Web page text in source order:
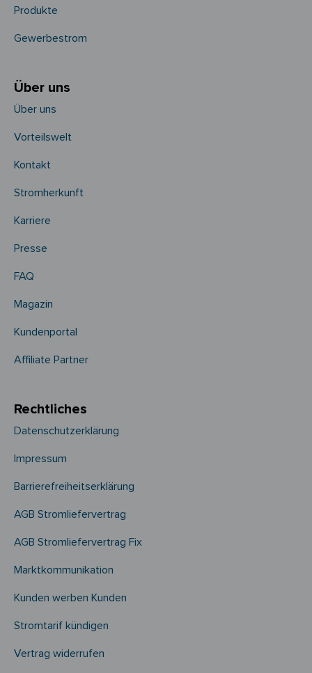
Produkte
Gewerbestrom
Über uns
Über uns
Vorteilswelt
Kontakt
Stromherkunft
Karriere
Presse
FAQ
Magazin
Kundenportal
Affiliate Partner
Rechtliches
Datenschutzerklärung
Impressum
Barrierefreiheitserklärung
AGB Stromliefervertrag
AGB Stromliefervertrag Fix
Marktkommunikation
Kunden werben Kunden
Stromtarif kündigen
Vertrag widerrufen